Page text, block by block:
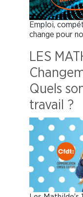
Emploi,
change pour
LES
Quels
travail ?